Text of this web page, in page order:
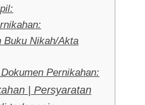
Buku Nikah/Akta
Pernikahan:
| Persyaratan